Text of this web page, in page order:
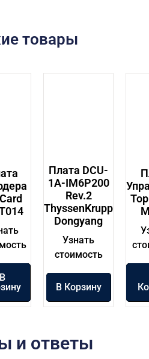
товары
В
Плата DCU-
1A-IM6P200
Rev.2
ThyssenKrupp
Dongyang
Узнать
стоимость
В Корзину
и ответы